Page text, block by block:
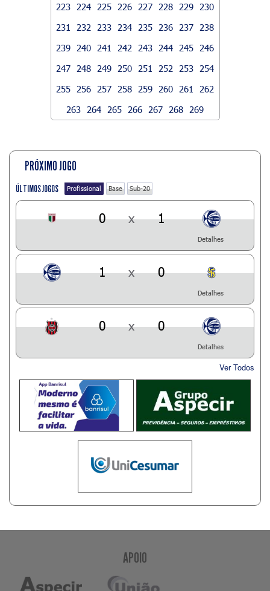
223
224 225 226 227 228 229
230
231
232 233 234 235 236 237
238
239
240 241 242 243 244 245
246
247
248 249 250 251 252 253
254
255
256 257 258 259 260 261
262
263
264 265 266 267 268 269
PRÓXIMO JOGO
ÚLTIMOS JOGOS Profissional Base Sub-20
0 x 1
Detalhes
1 x 0
Detalhes
0 x 0
Detalhes
Ver Todos
APOIO